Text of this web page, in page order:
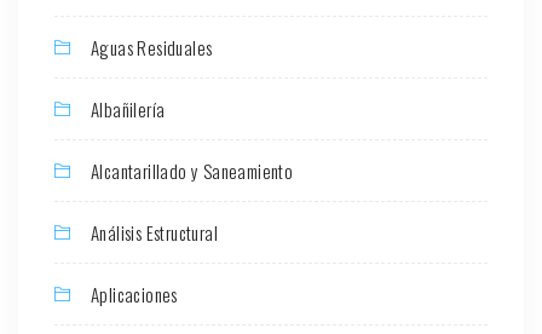
Aguas Residuales
Albañilería
Alcantarillado y Saneamiento
Análisis Estructural
Aplicaciones